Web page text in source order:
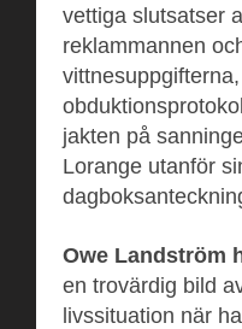
vettiga slutsatser
reklammannen
jakten på
Lorange utanför
Owe Landström
en trovärdig bild
livssituation när